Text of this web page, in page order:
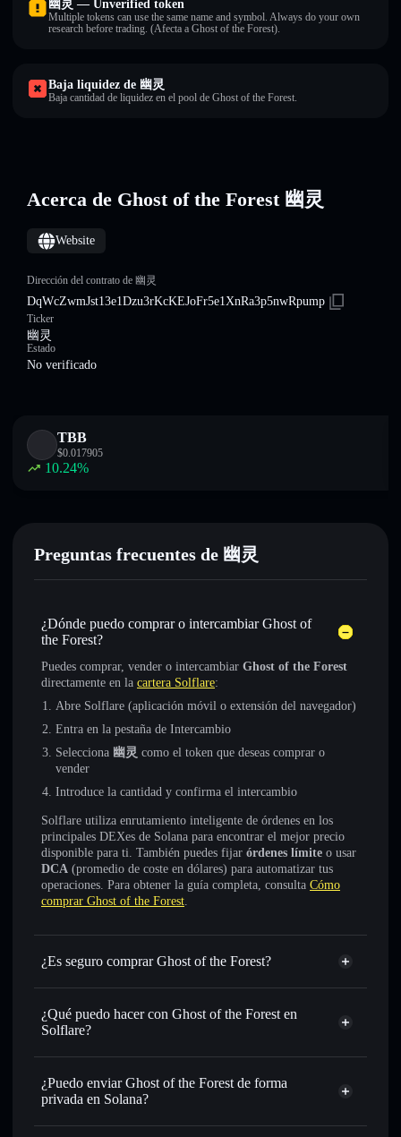
幽灵 — Unverified token
Multiple tokens can use the same name and symbol. Always do your own
research before trading. (Afecta a Ghost of the Forest).
Baja liquidez de 幽灵
Baja cantidad de liquidez en el pool de Ghost of the Forest.
Acerca de Ghost of the Forest 幽灵
Website
Dirección del contrato de 幽灵
DqWcZwmJst13e1Dzu3rKcKEJoFr5e1XnRa3p5nwRpump
Ticker
幽灵
Estado
No verificado
TBB
$0.017905
10.24%
Preguntas frecuentes de 幽灵
¿Dónde puedo comprar o intercambiar Ghost of
the Forest?
Puedes comprar, vender o intercambiar Ghost of the Forest
directamente en la cartera Solflare:
Abre Solflare (aplicación móvil o extensión del navegador)
Entra en la pestaña de Intercambio
Selecciona 幽灵 como el token que deseas comprar o
vender
Introduce la cantidad y confirma el intercambio
Solflare utiliza enrutamiento inteligente de órdenes en los
principales DEXes de Solana para encontrar el mejor precio
disponible para ti. También puedes fijar órdenes límite o usar
DCA (promedio de coste en dólares) para automatizar tus
operaciones. Para obtener la guía completa, consulta Cómo
comprar Ghost of the Forest.
¿Es seguro comprar Ghost of the Forest?
Ghost of the Forest no está verificado
¿Qué puedo hacer con Ghost of the Forest en
Solflare?
Ghost of the Forest
cartera de Solflare
Intercambiar al instante: operar con 幽灵 para SOL,
USDC o miles de otros tokens de Solana con enrutamiento
¿Puedo enviar Ghost of the Forest de forma
privada en Solana?
agregador de privacidad